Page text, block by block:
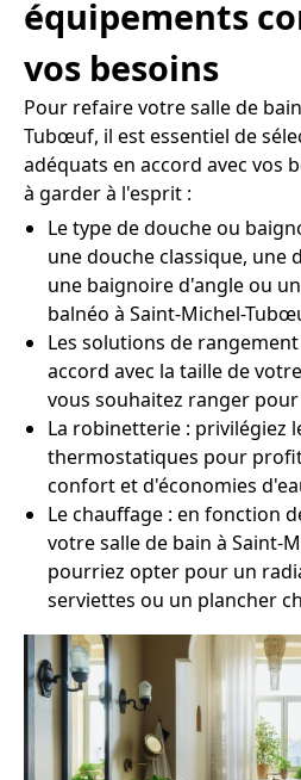
équipements
vos besoins
Pour refaire votre salle de
Tubœuf, il est essentiel de
adéquats en accord avec vos
à garder à l'esprit :
Le type de douche ou
une douche classique, une
une baignoire d'angle ou
balnéo à Saint-Michel-
Les solutions de
accord avec la taille de
vous souhaitez ranger
La robinetterie : privilégiez
thermostatiques pour
confort et d'économies
Le chauffage : en fonction
votre salle de bain à Saint-
pourriez opter pour un
serviettes ou un plancher